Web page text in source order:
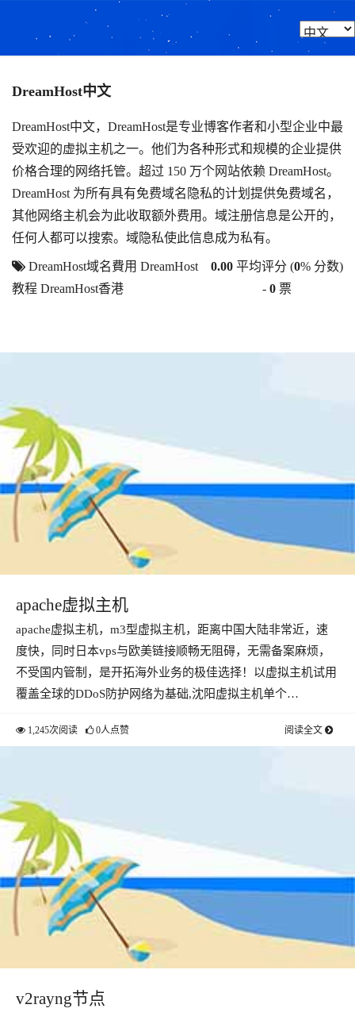
DreamHost中文
DreamHost中文，DreamHost是专业博客作者和小型企业中最
受欢迎的虚拟主机之一。他们为各种形式和规模的企业提供
价格合理的网络托管。超过 150 万个网站依赖 DreamHost。
DreamHost 为所有具有免费域名隐私的计划提供免费域名，
其他网络主机会为此收取额外费用。域注册信息是公开的，
任何人都可以搜索。域隐私使此信息成为私有。
DreamHost域名費用 DreamHost
教程 DreamHost香港
0.00平均评分 (0% 分数)
- 0票
apache虚拟主机
apache虚拟主机，m3型虚拟主机，距离中国大陆非常近，速
度快，同时日本vps与欧美链接顺畅无阻碍，无需备案麻烦，
不受国内管制，是开拓海外业务的极佳选择！以虚拟主机试用
覆盖全球的DDoS防护网络为基础,沈阳虚拟主机单个…
1,245次阅读 0人点赞 阅读全文
v2rayng节点